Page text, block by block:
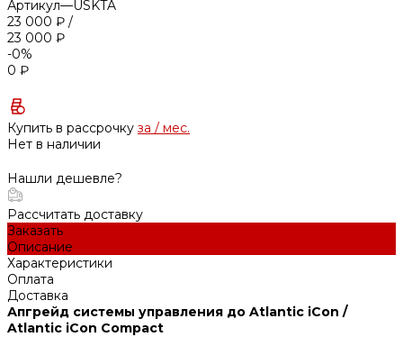
Артикул—USKTA
23 000 ₽ /
23 000 ₽
-0%
0 ₽
Купить в рассрочку за / мес.
Нет в наличии
Нашли дешевле?
Рассчитать доставку
Заказать
Описание
Характеристики
Оплата
Доставка
Апгрейд системы управления до Atlantic iCon /
Atlantic iCon Compact